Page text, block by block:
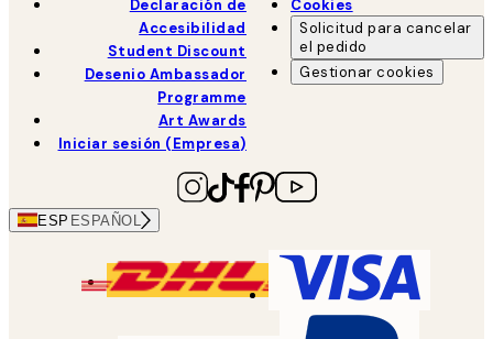
Declaración de
Accesibilidad
Student Discount
Desenio Ambassador
Programme
Art Awards
Iniciar sesión (Empresa)
Cookies
Solicitud para cancelar
el pedido
Gestionar cookies
ESP ESPAÑOL